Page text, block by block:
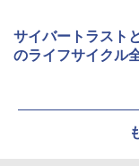
サイバートラスト
のライフサイクル